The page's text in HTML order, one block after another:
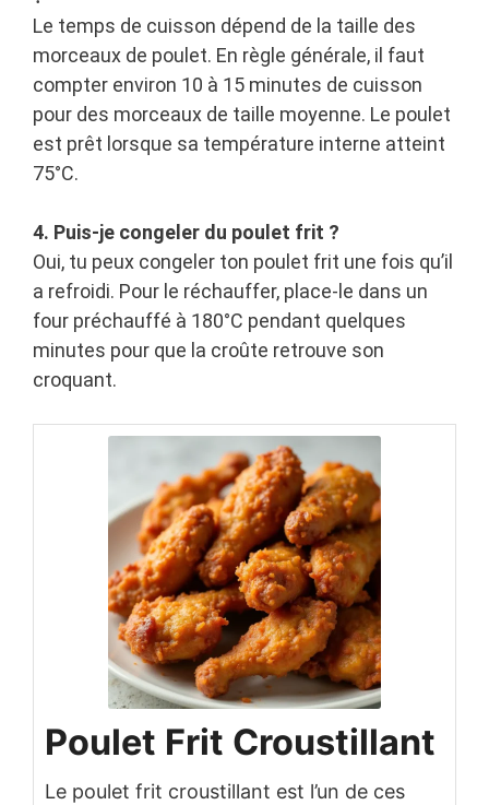
Le temps de cuisson dépend de la taille des
morceaux de poulet. En règle générale, il faut
compter environ 10 à 15 minutes de cuisson
pour des morceaux de taille moyenne. Le poulet
est prêt lorsque sa température interne atteint
75°C.
4. Puis-je congeler du poulet frit ?
Oui, tu peux congeler ton poulet frit une fois qu’il
a refroidi. Pour le réchauffer, place-le dans un
four préchauffé à 180°C pendant quelques
minutes pour que la croûte retrouve son
croquant.
Poulet Frit Croustillant
Le poulet frit croustillant est l’un de ces